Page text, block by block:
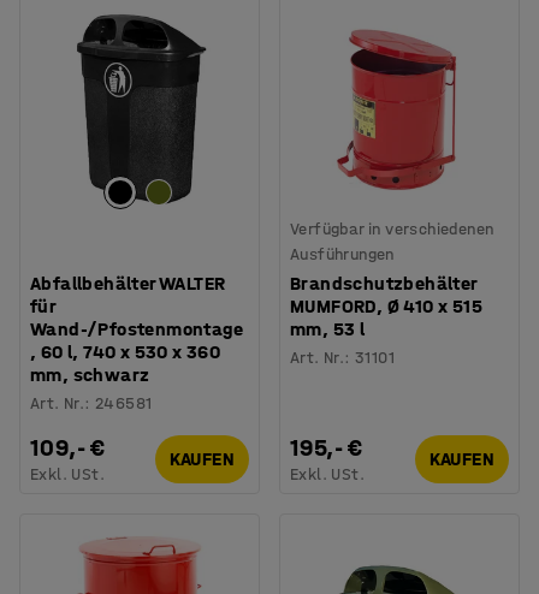
Abfallbehälter WALTER
für
Wand-/Pfostenmontage
, 60 l, 740 x 530 x 360
mm, schwarz
Art. Nr.: 246581
109,- €
Exkl. USt.
KAUFEN
Verfügbar in verschiedenen
Ausführungen
Brandschutzbehälter
MUMFORD, Ø 410 x 515
mm, 53 l
Art. Nr.:31101
195,- €
Exkl. USt.
KAUFEN